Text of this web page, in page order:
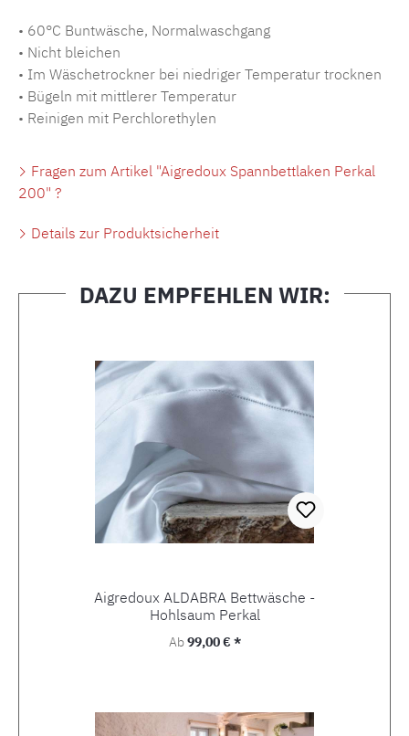
• 60°C Buntwäsche, Normalwaschgang
• Nicht bleichen
• Im Wäschetrockner bei niedriger Temperatur trocknen
• Bügeln mit mittlerer Temperatur
• Reinigen mit Perchlorethylen
Fragen zum Artikel "Aigredoux Spannbettlaken Perkal
200" ?
Details zur Produktsicherheit
DAZU EMPFEHLEN WIR:
Aigredoux ALDABRA Bettwäsche -
Hohlsaum Perkal
Regulärer Preis:
Ab99,00 € *